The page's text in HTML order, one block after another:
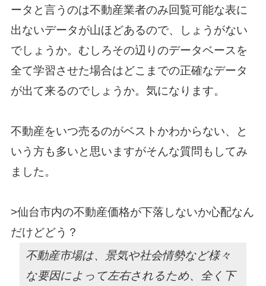
ータと言うのは不動産業者のみ回覧可能な表に
出ないデータが山ほどあるので、しょうがない
でしょうか。むしろその辺りのデータベースを
全て学習させた場合はどこまでの正確なデータ
が出て来るのでしょうか。気になります。
不動産をいつ売るのがベストかわからない、と
いう方も多いと思いますがそんな質問もしてみ
ました。
>仙台市内の不動産価格が下落しないか心配なん
だけどどう？
不動産市場は、景気や社会情勢など様々
な要因によって左右されるため、全く下